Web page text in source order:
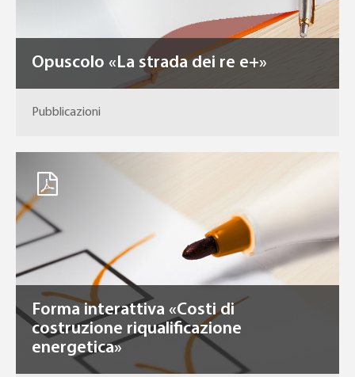
Opuscolo «La strada dei re e+»
Pubblicazioni
Forma interattiva «Costi di
costruzione riqualificazione
energetica»